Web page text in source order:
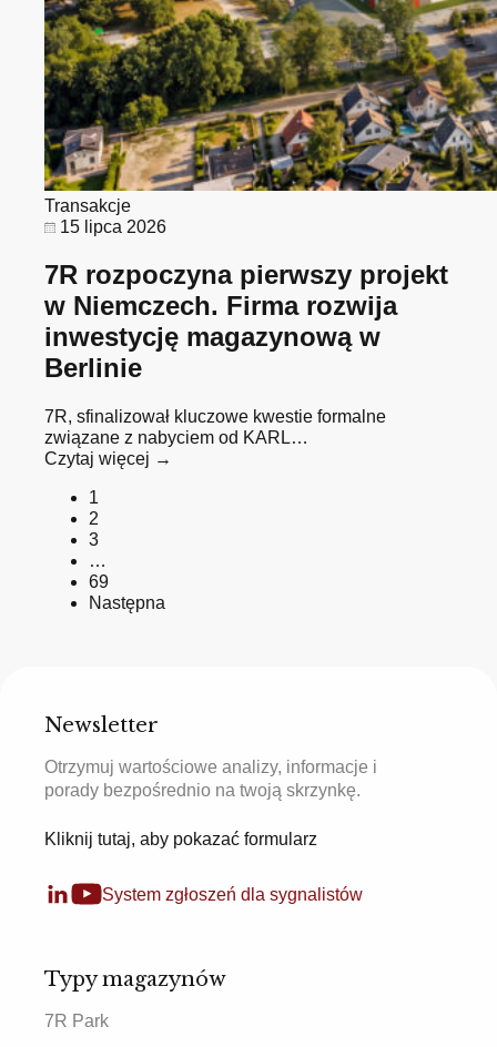
Transakcje
15 lipca 2026
7R rozpoczyna pierwszy projekt
w Niemczech. Firma rozwija
inwestycję magazynową w
Berlinie
7R, sfinalizował kluczowe kwestie formalne
związane z nabyciem od KARL…
Czytaj więcej →
1
2
3
…
69
Następna
Newsletter
Otrzymuj wartościowe analizy, informacje i
porady bezpośrednio na twoją skrzynkę.
Kliknij tutaj, aby pokazać formularz
System zgłoszeń dla sygnalistów
Typy magazynów
7R Park